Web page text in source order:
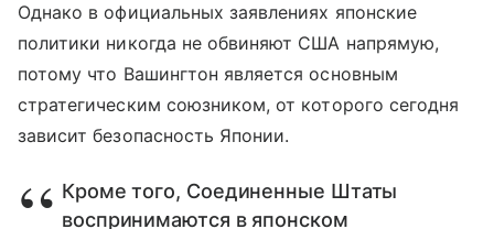
Однако в официальных заявлениях японские
политики никогда не обвиняют США напрямую,
потому что Вашингтон является основным
стратегическим союзником, от которого сегодня
зависит безопасность Японии.
Кроме того, Соединенные Штаты
воспринимаются в японском